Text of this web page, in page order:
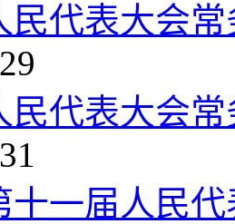
民代表大会
民代表大会
十一届人民